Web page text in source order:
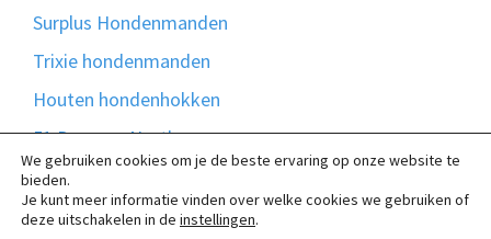
Surplus Hondenmanden
Trixie hondenmanden
Houten hondenhokken
51 Degrees North
Bontmand
Madison Friends
We gebruiken cookies om je de beste ervaring op onze website te
bieden.
Je kunt meer informatie vinden over welke cookies we gebruiken of
deze uitschakelen in de instellingen.